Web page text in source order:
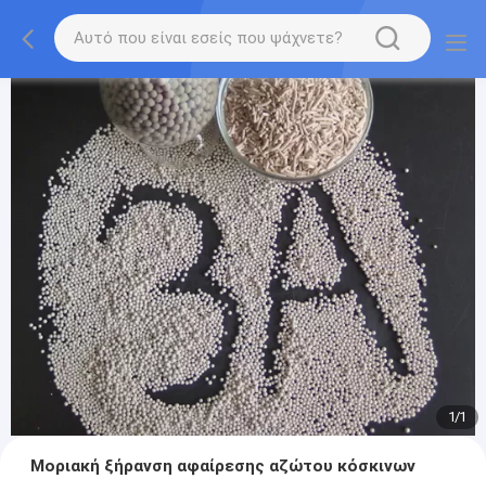
1/1
Μοριακή ξήρανση αφαίρεσης αζώτου κόσκινων